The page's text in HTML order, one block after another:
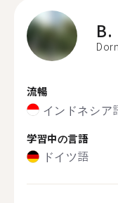
B.
流暢
インドネシア
学習中の言語
ドイツ語